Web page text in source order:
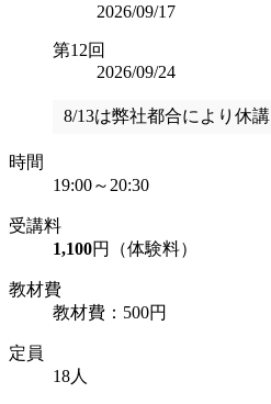
2026/09/17
第12回
2026/09/24
8/13は弊社都合により休講
時間
19:00～20:30
受講料
1,100円（体験料）
教材費
教材費：500円
定員
18人